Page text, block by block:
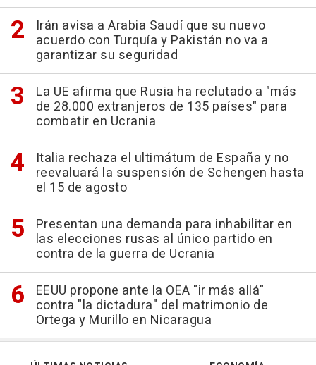
Irán avisa a Arabia Saudí que su nuevo
acuerdo con Turquía y Pakistán no va a
garantizar su seguridad
La UE afirma que Rusia ha reclutado a "más
de 28.000 extranjeros de 135 países" para
combatir en Ucrania
Italia rechaza el ultimátum de España y no
reevaluará la suspensión de Schengen hasta
el 15 de agosto
Presentan una demanda para inhabilitar en
las elecciones rusas al único partido en
contra de la guerra de Ucrania
EEUU propone ante la OEA "ir más allá"
contra "la dictadura" del matrimonio de
Ortega y Murillo en Nicaragua